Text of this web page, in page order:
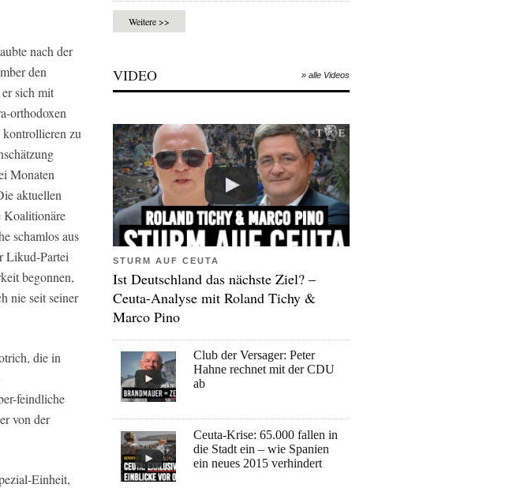
nach der
den
sich mit
orthodoxen
zu
Monaten
aktuellen
Koalitionäre
schamlos aus
Likud-Partei
begonnen,
nie seit seiner
die in
feindliche
von der
Einheit,
Weitere >>
VIDEO » alle Videos
STURM AUF CEUTA
Ist Deutschland das nächste Ziel? –
Ceuta-Analyse mit Roland Tichy &
Marco Pino
Club der Versager: Peter
Hahne rechnet mit der CDU
ab
Ceuta-Krise: 65.000 fallen in
die Stadt ein – wie Spanien
ein neues 2015 verhindert